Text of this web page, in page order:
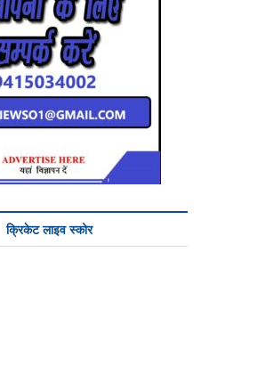
क्रिकेट लाइव स्कोर